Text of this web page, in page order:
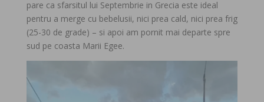
pare ca sfarsitul lui Septembrie in Grecia este ideal
pentru a merge cu bebelusii, nici prea cald, nici prea frig
(25-30 de grade) – si apoi am pornit mai departe spre
sud pe coasta Marii Egee.